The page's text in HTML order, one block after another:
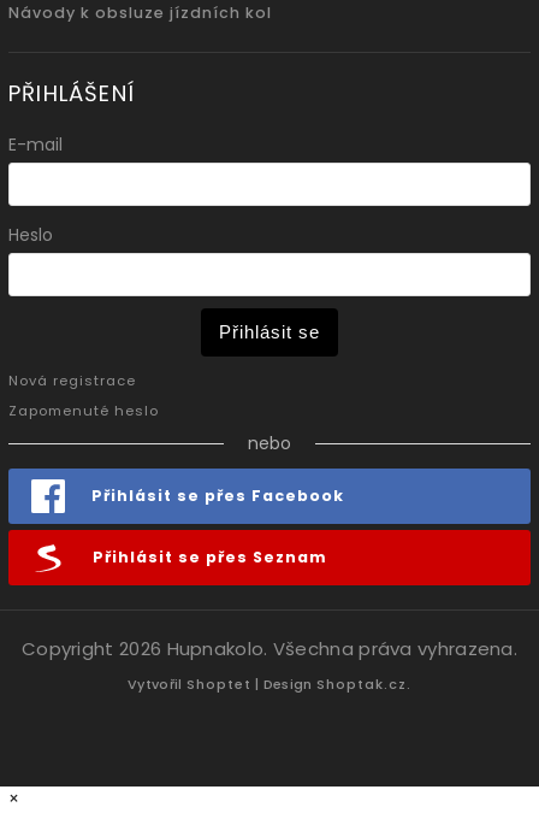
Návody k obsluze jízdních kol
PŘIHLÁŠENÍ
E-mail
Heslo
Přihlásit se
Nová registrace
Zapomenuté heslo
nebo
Přihlásit se přes Facebook
Přihlásit se přes Seznam
Copyright 2026 Hupnakolo. Všechna práva vyhrazena.
Vytvořil Shoptet | Design Shoptak.cz.
×